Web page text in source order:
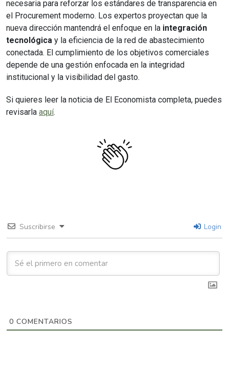
necesaria para reforzar los estándares de transparencia en
el Procurement moderno. Los expertos proyectan que la
nueva dirección mantendrá el enfoque en la integración
tecnológica y la eficiencia de la red de abastecimiento
conectada. El cumplimiento de los objetivos comerciales
depende de una gestión enfocada en la integridad
institucional y la visibilidad del gasto.
Si quieres leer la noticia de El Economista completa, puedes
revisarla aquí.
Suscribirse Login
0 COMENTARIOS